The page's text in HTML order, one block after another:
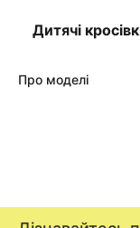
Дитячі
Про моделі